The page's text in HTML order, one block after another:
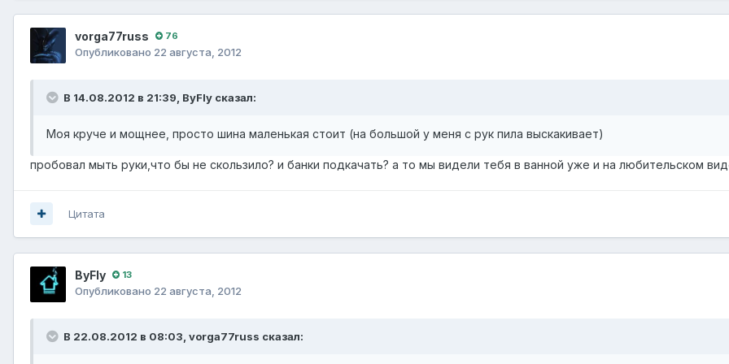
vorga77russ 76
Опубликовано 22 августа, 2012
В 14.08.2012 в 21:39, ВyFly сказал:
Моя круче и мощнее, просто шина маленькая стоит (на большой у меня с рук пила выскакивает)
пробовал мыть руки,что бы не скользило? и банки подкачать? а то мы видели тебя в ванной уже и на любительском
Цитата
ВyFly 13
Опубликовано 22 августа, 2012
В 22.08.2012 в 08:03, vorga77russ сказал: